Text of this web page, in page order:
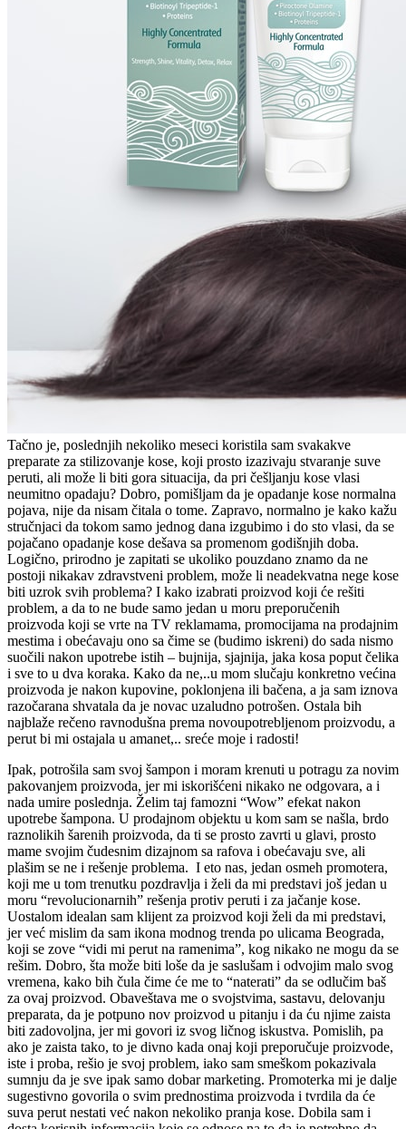
Tačno je, poslednjih nekoliko meseci koristila sam svakakve
preparate za stilizovanje kose, koji prosto izazivaju stvaranje suve
peruti, ali može li biti gora situacija, da pri češljanju kose vlasi
neumitno opadaju? Dobro, pomišljam da je opadanje kose normalna
pojava, nije da nisam čitala o tome. Zapravo, normalno je kako kažu
stručnjaci da tokom samo jednog dana izgubimo i do sto vlasi, da se
pojačano opadanje kose dešava sa promenom godišnjih doba.
Logično, prirodno je zapitati se ukoliko pouzdano znamo da ne
postoji nikakav zdravstveni problem, može li neadekvatna nege kose
biti uzrok svih problema? I kako izabrati proizvod koji će rešiti
problem, a da to ne bude samo jedan u moru preporučenih
proizvoda koji se vrte na TV reklamama, promocijama na prodajnim
mestima i obećavaju ono sa čime se (budimo iskreni) do sada nismo
suočili nakon upotrebe istih – bujnija, sjajnija, jaka kosa poput čelika
i sve to u dva koraka. Kako da ne,..u mom slučaju konkretno većina
proizvoda je nakon kupovine, poklonjena ili bačena, a ja sam iznova
razočarana shvatala da je novac uzaludno potrošen. Ostala bih
najblaže rečeno ravnodušna prema novoupotrebljenom proizvodu, a
perut bi mi ostajala u amanet,.. sreće moje i radosti!
Ipak, potrošila sam svoj šampon i moram krenuti u potragu za novim
pakovanjem proizvoda, jer mi iskorišćeni nikako ne odgovara, a i
nada umire poslednja. Želim taj famozni “Wow” efekat nakon
upotrebe šampona. U prodajnom objektu u kom sam se našla, brdo
raznolikih šarenih proizvoda, da ti se prosto zavrti u glavi, prosto
mame svojim čudesnim dizajnom sa rafova i obećavaju sve, ali
plašim se ne i rešenje problema. I eto nas, jedan osmeh promotera,
koji me u tom trenutku pozdravlja i želi da mi predstavi još jedan u
moru “revolucionarnih” rešenja protiv peruti i za jačanje kose.
Uostalom idealan sam klijent za proizvod koji želi da mi predstavi,
jer već mislim da sam ikona modnog trenda po ulicama Beograda,
koji se zove “vidi mi perut na ramenima”, kog nikako ne mogu da se
rešim. Dobro, šta može biti loše da je saslušam i odvojim malo svog
vremena, kako bih čula čime će me to “naterati” da se odlučim baš
za ovaj proizvod. Obaveštava me o svojstvima, sastavu, delovanju
preparata, da je potpuno nov proizvod u pitanju i da ću njime zaista
biti zadovoljna, jer mi govori iz svog ličnog iskustva. Pomislih, pa
ako je zaista tako, to je divno kada onaj koji preporučuje proizvode,
iste i proba, rešio je svoj problem, iako sam smeškom pokazivala
sumnju da je sve ipak samo dobar marketing. Promoterka mi je dalje
sugestivno govorila o svim prednostima proizvoda i tvrdila da će
suva perut nestati već nakon nekoliko pranja kose. Dobila sam i